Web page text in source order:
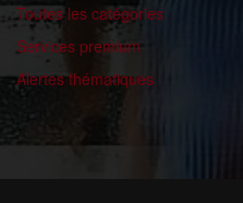
Toutes les catégories
Services premium
Alertes thématiques